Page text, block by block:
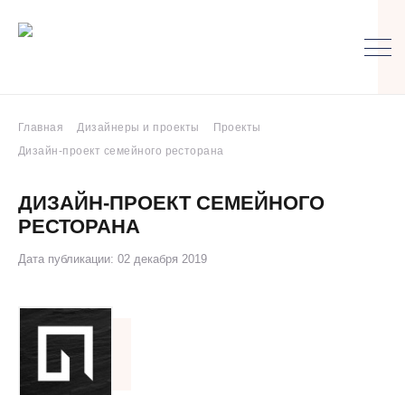
Главная Дизайнеры и проекты
Проекты
Дизайн-проект семейного ресторана
ДИЗАЙН-ПРОЕКТ СЕМЕЙНОГО
РЕСТОРАНА
Дата публикации: 02 декабря 2019